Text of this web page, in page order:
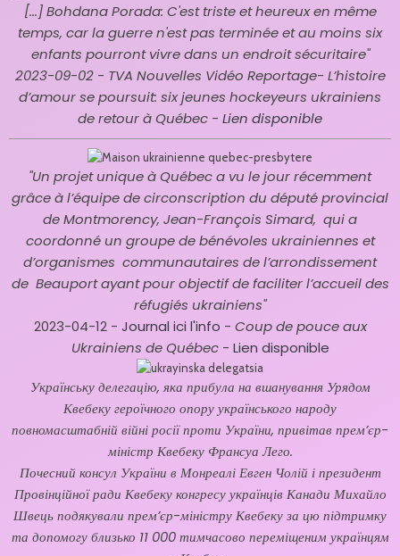
[...] Bohdana Porada: C'est triste et heureux en même
temps, car la guerre n'est pas terminée et au moins six
enfants pourront vivre dans un endroit sécuritaire"
2023-09-02 - TVA Nouvelles Vidéo Reportage- L’histoire
d’amour se poursuit: six jeunes hockeyeurs ukrainiens
de retour à Québec - Lien disponible
"Un projet unique à Québec a vu le jourrécemment
grâce à l’équipe de circonscription du député provincial
deMontmorency, Jean-François Simard, qui a
coordonné un groupe de bénévoles ukrainiennes et
d’organismes communautaires de l’arrondissement
de Beauport ayant pour objectif de faciliterl’accueil des
réfugiés ukrainiens"
2023-04-12 - Journal ici l'info - Coup de pouce aux
Ukrainiens de Québec - Lien disponible
Українську делегацію, яка прибула на вшанування Урядом
Квебеку героїчного опору українського народу
повномасштабній війні росії проти України, привітав прем’єр-
міністр Квебеку Франсуа Лего.
Почесний консул України в Монреалі Евген Чолій і президент
Провінційної ради Квебеку конгресу українців Канади Михайло
Швець подякували прем’єр-міністру Квебеку за цю підтримку
та допомогу близько 11 000 тимчасово переміщеним українцям